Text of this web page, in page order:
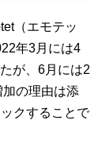
（エモテッ
年3月には4
が、6月には2
の理由は添
クすることで